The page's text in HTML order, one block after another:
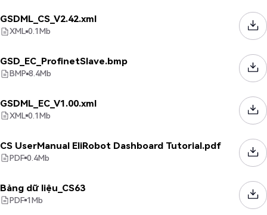
GSDML_CS_V2.42.xml
XML 0.1Mb
GSD_EC_ProfinetSlave.bmp
BMP 8.4Mb
GSDML_EC_V1.00.xml
XML 0.1Mb
CS UserManual EliRobot Dashboard Tutorial.pdf
PDF 0.4Mb
Bảng dữ liệu_CS63
PDF 1Mb